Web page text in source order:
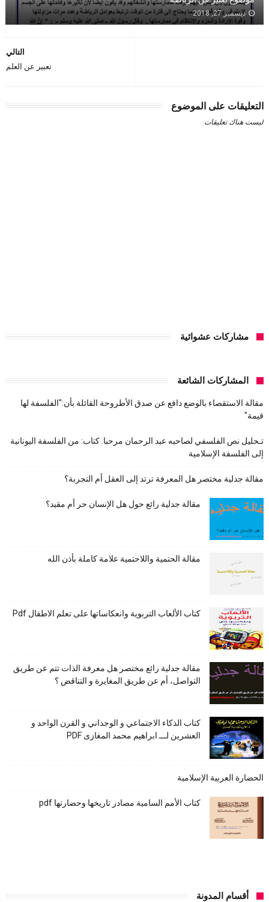
ديسمبر 27, 2018
التالي
تعبير عن العلم
التعليقات على الموضوع
ليست هناك تعليقات
مشاركات عشوائية
المشاركات الشائعة
مقالة الاستقصاء بالوضع دافع عن صدق الأطروحة القائلة بأن:"الفلسفة لها
قيمة"
تـحليل نص الفلسفي لصاحبه عبد الرحمان مرحبا. كتاب: من الفلسفة اليونانية
إلى الفلسفة الإسلامية
مقالة جدلية مختصر هل المعرفة ترتد إلى العقل أم التجربة؟
مقالة جدلية رائع حول هل الإنسان حر أم مقيد؟
مقالة الحتمية واللاحتمية علامة كاملة بأذن الله
كتاب الألعاب التربوية وانعكاساتها على تعلم الاطفال Pdf
مقالة جدلية رائع مختصر هل معرفة الذات تتم عن طريق
التواصل، أم عن طريق المغايرة و التناقض ؟
كتاب الذكاء الاجتماعي و الوجداني و القرن الواحد و
العشرين لـــ ابراهيم محمد المغازى PDF
الحضارة العربية الإسلامية
كتاب الأمم السامية مصادر تاريخها وحضارتها pdf
أقسام المدونة